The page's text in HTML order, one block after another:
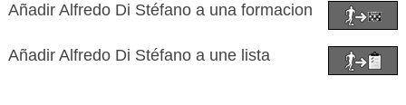
Añadir Alfredo Di Stéfano a una formacion
Añadir Alfredo Di Stéfano a une lista